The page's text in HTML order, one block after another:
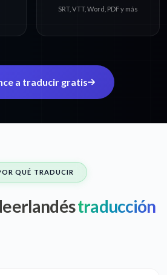
SRT, VTT, Word, PDF y más
a traducir gratis
QUÉ TRADUCIR
traducción